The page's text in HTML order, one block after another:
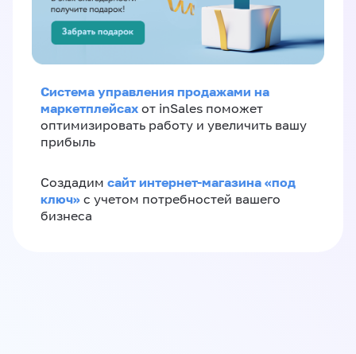
Система управления продажами на
маркетплейсах от inSales поможет
оптимизировать работу и увеличить вашу
прибыль
Создадим сайт интернет-магазина «под
ключ» с учетом потребностей вашего
бизнеса